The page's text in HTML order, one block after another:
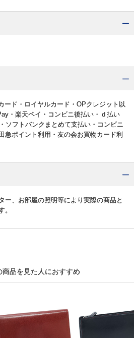
ード・ロイヤルカード・OPクレジット以
・楽天ペイ・コンビニ後払い・ｄ払い
ソフトバンクまとめて支払い・コンビニ
急ポイント利用・友の会お買物カード利
、お部屋の照明等により実際の商品と
。
商品を見た人におすすめ